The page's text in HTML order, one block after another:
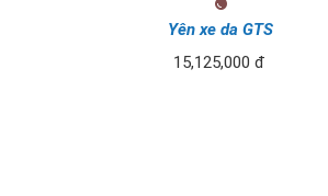
Yên xe da GTS
15,125,000 đ